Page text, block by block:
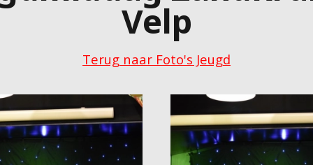
Velp
Terug naar Foto's Jeugd